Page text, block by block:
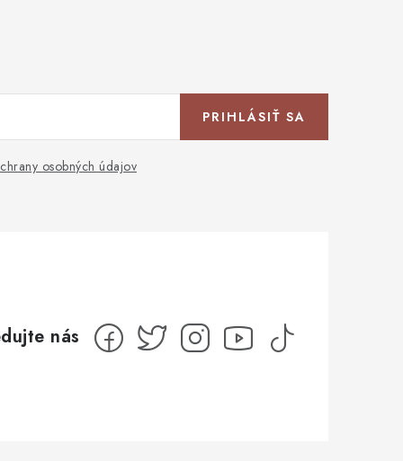
osobných údajov
PRIHLÁSIŤ SA